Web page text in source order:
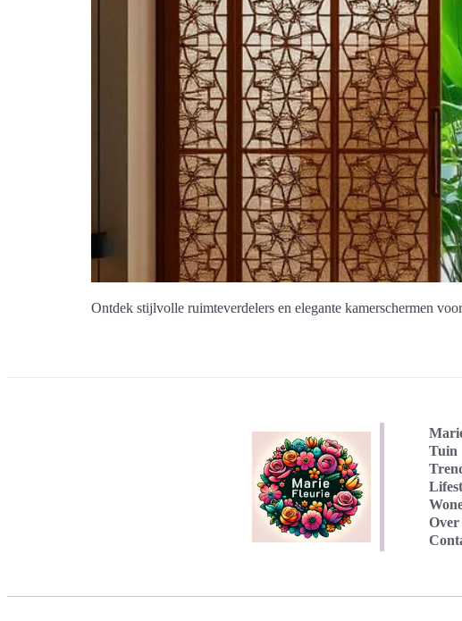
Ontdek stijlvolle ruimteverdelers en elegante kamerschermen
Tuin
Over